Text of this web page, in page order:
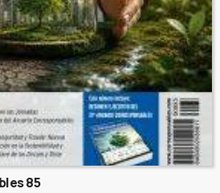
85